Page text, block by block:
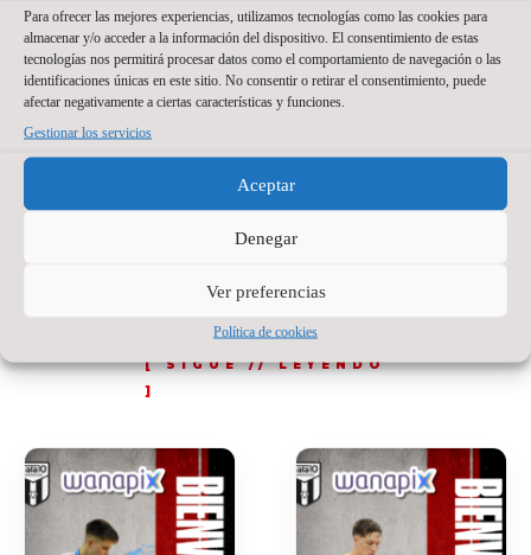
Para ofrecer las mejores experiencias, utilizamos tecnologías como las cookies para
almacenar y/o acceder a la información del dispositivo. El consentimiento de estas
tecnologías nos permitirá procesar datos como el comportamiento de navegación o las
identificaciones únicas en este sitio. No consentir o retirar el consentimiento, puede
afectar negativamente a ciertas características y funciones.
Gestionar los servicios
Aceptar
Denegar
Ver preferencias
Política de cookies
los tres puntos se queden en casa”.
Foto: Hugo Nidáguila / Instantes Momentos
Fotográficos.
[/fusion_text][/fusion_builder_column]
[/fusion_builder_row]
[/fusion_builder_container]